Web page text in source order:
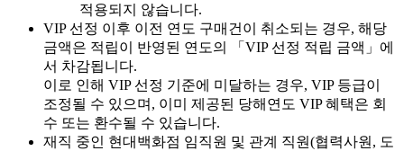
적용되지 않습니다.
VIP 선정 이후 이전 연도 구매건이 취소되는 경우, 해당
금액은 적립이 반영된 연도의 「VIP 선정 적립 금액」에
서 차감됩니다.
이로 인해 VIP 선정 기준에 미달하는 경우, VIP 등급이
조정될 수 있으며, 이미 제공된 당해연도 VIP 혜택은 회
수 또는 환수될 수 있습니다.
재직 중인 현대백화점 임직원 및 관계 직원(협력사원, 도